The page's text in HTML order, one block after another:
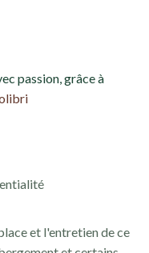
passion, grâce à
et l'entretien de ce